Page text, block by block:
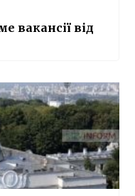
вакансії від